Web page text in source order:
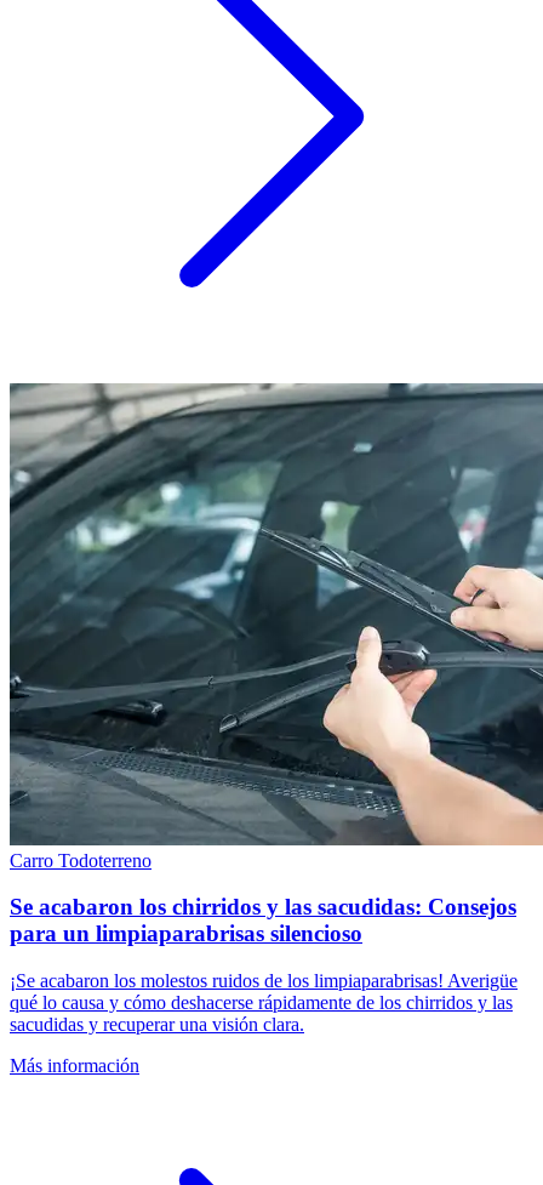
Carro Todoterreno
Se acabaron los chirridos y las sacudidas: Consejos
para un limpiaparabrisas silencioso
¡Se acabaron los molestos ruidos de los limpiaparabrisas! Averigüe
qué lo causa y cómo deshacerse rápidamente de los chirridos y las
sacudidas y recuperar una visión clara.
Más información